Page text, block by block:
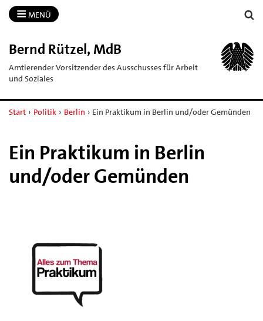
MENÜ
Bernd Rützel, MdB
Amtierender Vorsitzender des Ausschusses für Arbeit
und Soziales
Start › Politik › Berlin › Ein Praktikum in Berlin und/oder Gemünden
Ein Praktikum in Berlin
und/oder Gemünden